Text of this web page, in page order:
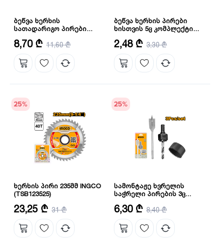
ბეწვა ხერხის
სათადარიგო პირები
(AKD8088) INGCO
რაოდენობა: 8
8,70 ₾ 11,60 ₾
ბეწვა ხერხის პირები
ხისთვის 5ც კომპლექტი
რაოდენობა: 5 ც
2,48 ₾ 3,30 ₾
25%
ხერხის პირი 235მმ INGCO
(TSB123525)
ზომა: 235 მმ
23,25 ₾ 31 ₾
25%
სამონტაჟე ხვრელის
საჭრელი პირების 3ც
(AKHS302)
რაოდენობა: 3ც
6,30 ₾ 8,40 ₾